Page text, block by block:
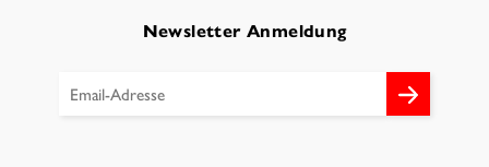
Newsletter Anmeldung